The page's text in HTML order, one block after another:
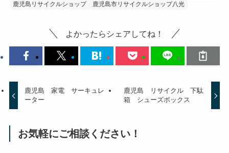
鹿児島リサイクルショップ
鹿児島市リサイクルショップ八光
よかったらシェアしてね！
鹿児島 家電 サーキュレ
ーター
鹿児島 リサイクル 下駄
箱 シューズボックス
お気軽にご相談ください！